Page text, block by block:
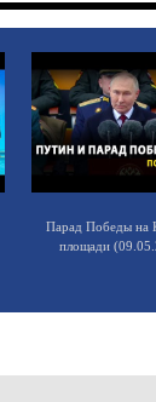
Парад Победы на
площади